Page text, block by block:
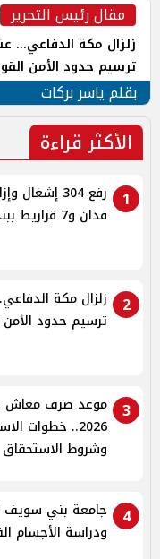
مقال رئيس التحرير
زلزال مكة الدفاعي...
ترسيم حدود الأمن
بقلم ياسر بركات
الأكثر قراءة
1
رفع 304
فدان و7 قراريط ببنى سويف
2
زلزال مكة
ترسيم حدود
3
موعد صرف معاش
2026.. خطوات
وشروط الاستحقاق
4
جامعة بني
ودراسة الأجسام